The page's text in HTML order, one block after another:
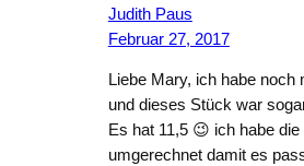
Judith Paus
Februar 27, 2017
Liebe Mary, ich habe noch
und dieses Stück war
Es hat 11,5 😉 ich habe
umgerechnet damit es